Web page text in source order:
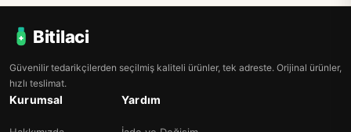
Bitilaci
Güvenilir tedarikçilerden seçilmiş kaliteli ürünler, tek adreste. Orijinal ürünler,
hızlı teslimat.
Kurumsal Yardım